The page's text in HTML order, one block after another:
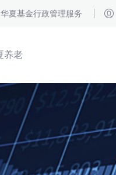
华夏基金行政管理服务
养老